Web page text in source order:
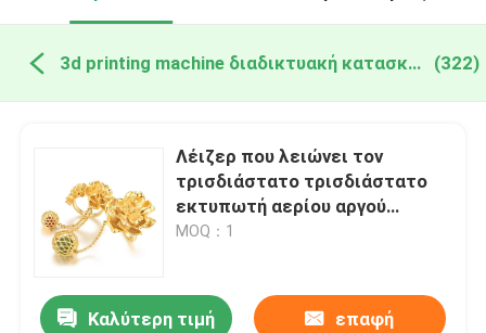
3d printing machine διαδικτυακή κατασκευή (322)
Λέιζερ που λειώνει τον
τρισδιάστατο τρισδιάστατο
εκτυπωτή αερίου αργού
μηχανών Dmls κοσμήματος
MOQ：1
Καλύτερη τιμή επαφή